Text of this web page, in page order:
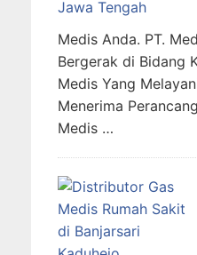
Medis Anda. PT.
Bergerak di Bidang
Medis Yang
Menerima
Medis …